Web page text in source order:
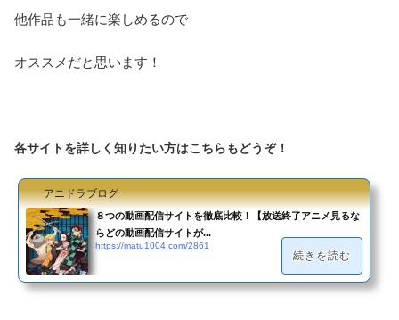
他作品も一緒に楽しめるので
オススメだと思います！
各サイトを詳しく知りたい方はこちらもどうぞ！
アニドラブログ
８つの動画配信サイトを徹底比較！【放送終了アニメ見るな
らどの動画配信サイトが...
https://matu1004.com/2861
続きを読む